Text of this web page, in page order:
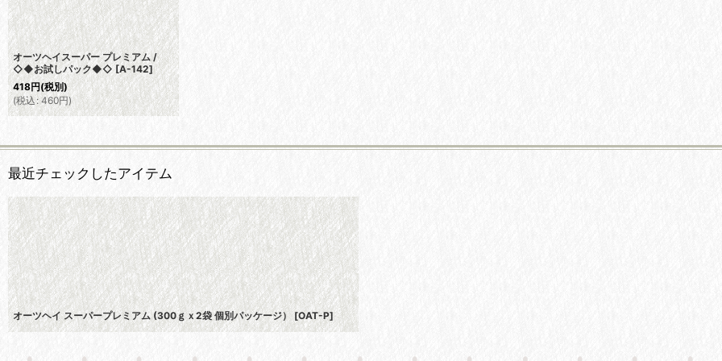
オーツヘイスーパー プレミアム /
◇◆お試しパック◆◇ [A-142]
418円(税別)
(税込: 460円)
最近チェックしたアイテム
オーツヘイ スーパープレミアム (300ｇｘ2袋 個別パッケージ） [OAT-P]